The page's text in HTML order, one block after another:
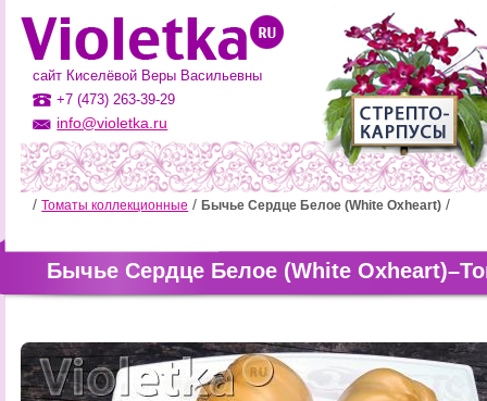
сайт Киселёвой Веры Васильевны
+7 (473) 263-39-29
info@violetka.ru
Томаты коллекционные Бычье Сердце Белое (White Oxheart)
Бычье Сердце Белое (White